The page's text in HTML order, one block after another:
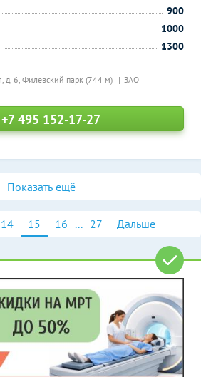
д. 6, Филевский парк (744 м) ЗАО
900
1000
1300
+7 495 152-17-27
Показать ещё
14 15 16 ... 27 Дальше